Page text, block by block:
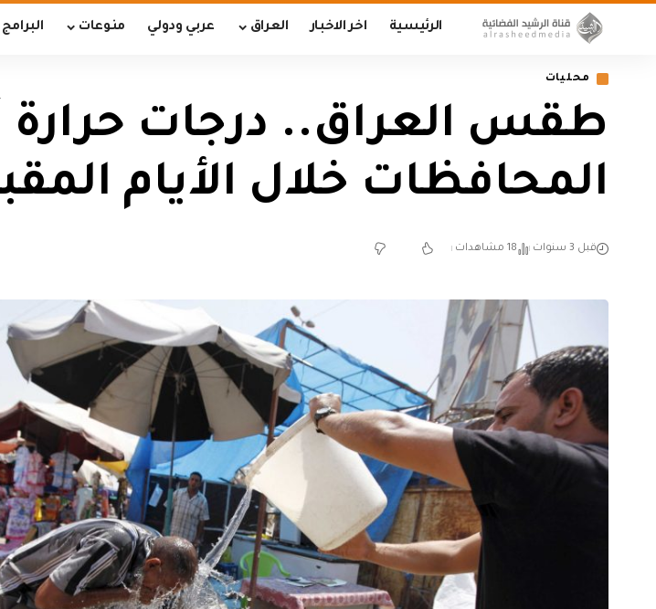
الرئيسية اخر الاخبار العراق عربي ودولي منوعات البرامج
محليات
طقس العراق.. درجات حرارة
المحافظات خلال الأيام
قبل 3 سنوات 18 مشاهدات